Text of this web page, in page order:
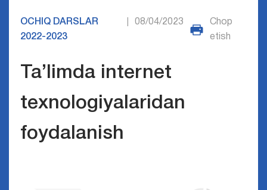
OCHIQ DARSLAR
2022-2023
08/04/2023
Chop
etish
Ta’limda internet
texnologiyalaridan
foydalanish